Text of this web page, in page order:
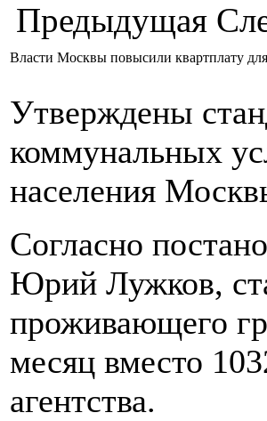
Предыдущая
Власти Москвы повысили квартплату
Утверждены
коммунальных
населения
Согласно
Юрий Лужков,
проживающего
месяц вместо
агентства.